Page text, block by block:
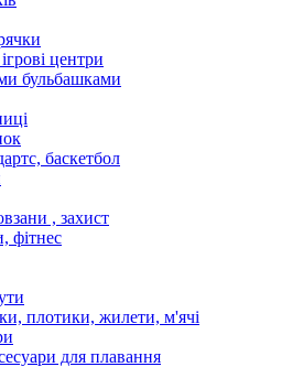
центри
бульбашками
баскетбол
, захист
фітнес
плотики, жилети, м'ячі
для плавання